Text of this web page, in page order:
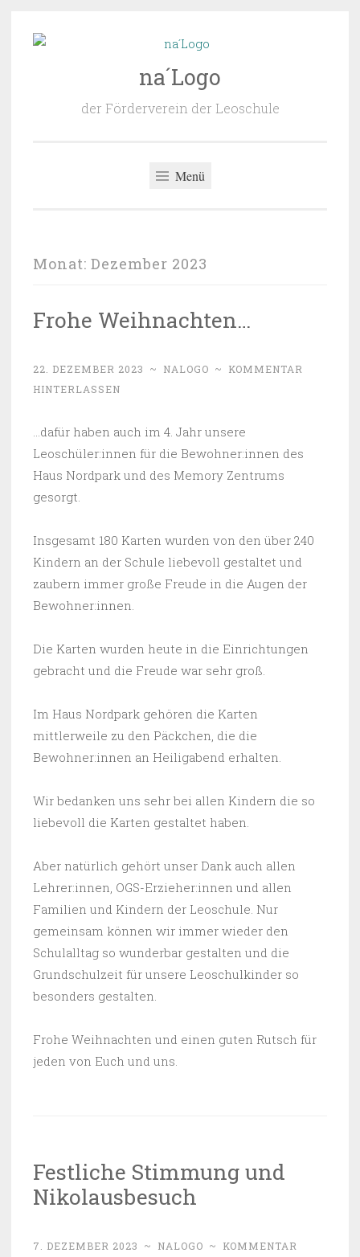
Zum
na´Logo
der Förderverein der Leoschule
Menü
Monat: Dezember 2023
Frohe Weihnachten…
22. DEZEMBER 2023 ~ NALOGO ~
KOMMENTAR
HINTERLASSEN
…dafür haben auch im 4. Jahr unsere
Leoschüler:innen für die Bewohner:innen des
Haus Nordpark und des Memory Zentrums
gesorgt.
Insgesamt 180 Karten wurden von den über 240
Kindern an der Schule liebevoll gestaltet und
zaubern immer große Freude in die Augen der
Bewohner:innen.
Die Karten wurden heute in die Einrichtungen
gebracht und die Freude war sehr groß.
Im Haus Nordpark gehören die Karten
mittlerweile zu den Päckchen, die die
Bewohner:innen an Heiligabend erhalten.
Wir bedanken uns sehr bei allen Kindern die so
liebevoll die Karten gestaltet haben.
Aber natürlich gehört unser Dank auch allen
Lehrer:innen, OGS-Erzieher:innen und allen
Familien und Kindern der Leoschule. Nur
gemeinsam können wir immer wieder den
Schulalltag so wunderbar gestalten und die
Grundschulzeit für unsere Leoschulkinder so
besonders gestalten.
Frohe Weihnachten und einen guten Rutsch für
jeden von Euch und uns.
Festliche Stimmung und
Nikolausbesuch
7. DEZEMBER 2023 ~ NALOGO ~
KOMMENTAR